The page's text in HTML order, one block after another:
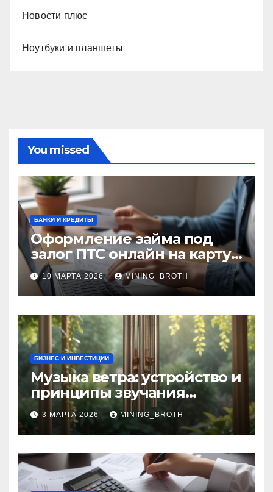
Новости плюс
Ноутбуки и планшеты
You missed
БАНКИ И КРЕДИТЫ
Оформление займа под
залог ПТС онлайн на карту
без визита в офис: порядок,
требования и документы
10 МАРТА 2026 MINING_BROTH
БИЗНЕС И ИНВЕСТИЦИИ
Музыка ветра: устройство и
принципы звучания
колокольчиков
3 МАРТА 2026 MINING_BROTH